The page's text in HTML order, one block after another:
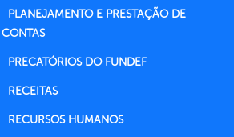
PLANEJAMENTO E PRESTAÇÃO DE
CONTAS
PRECATÓRIOS DO FUNDEF
RECEITAS
RECURSOS HUMANOS